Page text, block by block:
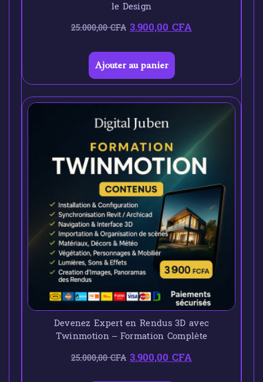
le Design
25.000,00CFA 3.900,00CFA
Ajouter au panier
Devenez Expert en Rendus 3D avec
Twinmotion – Formation Complète
25.000,00CFA 3.900,00CFA